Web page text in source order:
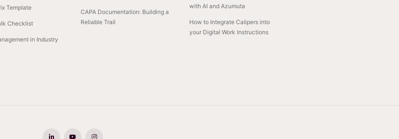
Template
Checklist
in Industry
CAPA Documentation: Building a
Reliable Trail
with AI and Azumuta
How to Integrate Calipers into
your Digital Work Instructions